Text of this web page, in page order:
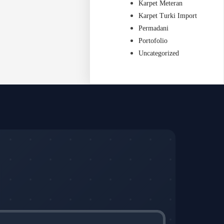
Karpet Meteran
Karpet Turki Import
Permadani
Portofolio
Uncategorized